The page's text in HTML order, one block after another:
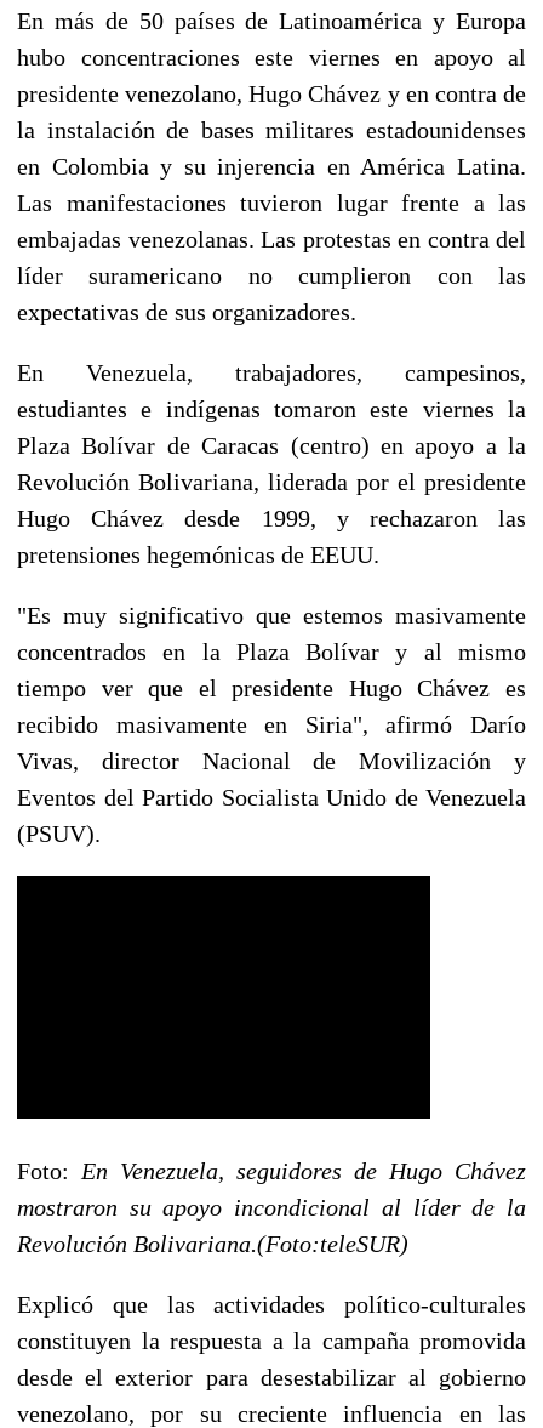
En más de 50 países de Latinoamérica y Europa
hubo concentraciones este viernes en apoyo al
presidente venezolano, Hugo Chávez y en contra de
la instalación de bases militares estadounidenses
en Colombia y su injerencia en América Latina.
Las manifestaciones tuvieron lugar frente a las
embajadas venezolanas. Las protestas en contra del
líder suramericano no cumplieron con las
expectativas de sus organizadores.
En Venezuela, trabajadores, campesinos,
estudiantes e indígenas tomaron este viernes la
Plaza Bolívar de Caracas (centro) en apoyo a la
Revolución Bolivariana, liderada por el presidente
Hugo Chávez desde 1999, y rechazaron las
pretensiones hegemónicas de EEUU.
"Es muy significativo que estemos masivamente
concentrados en la Plaza Bolívar y al mismo
tiempo ver que el presidente Hugo Chávez es
recibido masivamente en Siria", afirmó Darío
Vivas, director Nacional de Movilización y
Eventos del Partido Socialista Unido de Venezuela
(PSUV).
Foto: En Venezuela, seguidores de Hugo Chávez
mostraron su apoyo incondicional al líder de la
Revolución Bolivariana.(Foto:teleSUR)
Explicó que las actividades político-culturales
constituyen la respuesta a la campaña promovida
desde el exterior para desestabilizar al gobierno
venezolano, por su creciente influencia en las